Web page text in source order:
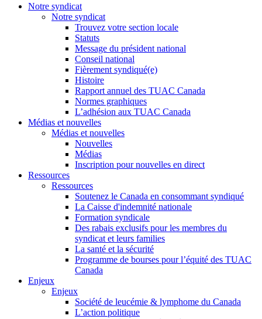
Notre syndicat
Notre syndicat
Trouvez votre section locale
Statuts
Message du président national
Conseil national
Fièrement syndiqué(e)
Histoire
Rapport annuel des TUAC Canada
Normes graphiques
L’adhésion aux TUAC Canada
Médias et nouvelles
Médias et nouvelles
Nouvelles
Médias
Inscription pour nouvelles en direct
Ressources
Ressources
Soutenez le Canada en consommant syndiqué
La Caisse d'indemnité nationale
Formation syndicale
Des rabais exclusifs pour les membres du
syndicat et leurs families
La santé et la sécurité
Programme de bourses pour l’équité des TUAC
Canada
Enjeux
Enjeux
Société de leucémie & lymphome du Canada
L’action politique